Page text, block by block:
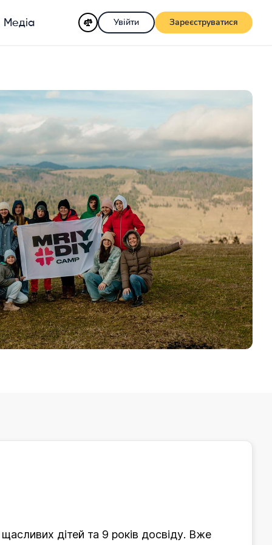
Медіа Увійти Зареєструватися
дітей та 9 років досвіду. Вже